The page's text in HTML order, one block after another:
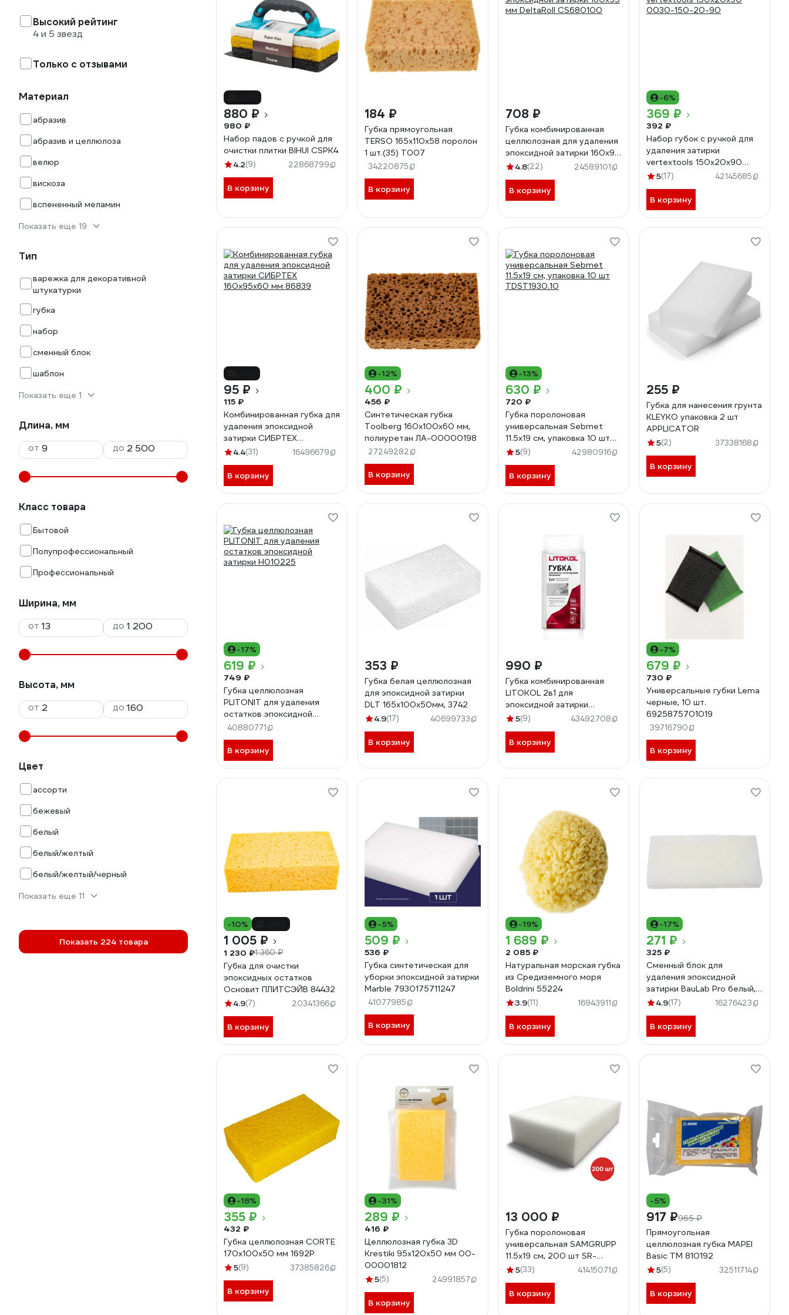
Высокий рейтинг
4 и 5 звезд
Только с отзывами
Материал
абразив
абразив и целлюлоза
велюр
вискоза
вспененный меламин
Показать еще 19
Тип
варежка для декоративной
штукатурки
губка
набор
сменный блок
шаблон
Показать еще 1
Длина, мм
от
до
Класс товара
Бытовой
Полупрофессиональный
Профессиональный
Ширина, мм
от
до
Высота, мм
от
до
Цвет
ассорти
бежевый
белый
белый/желтый
белый/желтый/черный
Показать еще 11
Показать 224 товара
880 ₽
980 ₽
Набор падов с ручкой для
очистки плитки BIHUI CSPK4
4.2(9) 22868799
В корзину
184 ₽
Губка прямоугольная
TERSO 165x110x58 поролон
1 шт.(35) T007
34220875
В корзину
708 ₽
Губка комбинированная
целлюлозная для удаления
эпоксидной затирки 160x95
мм DeltaRoll CS680100
4.8(22) 24589101
В корзину
-6%
369 ₽
392 ₽
Набор губок с ручкой для
удаления затирки
vertextools 150х20х90
0030-150-20-90
5(17) 42145685
В корзину
95 ₽
115 ₽
Комбинированная губка для
удаления эпоксидной
затирки СИБРТЕХ
160x95x60 мм 86839
4.4(31) 16496679
В корзину
-12%
400 ₽
456 ₽
Синтетическая губка
Toolberg 160x100x60 мм,
полиуретан ЛА-00000198
27249282
В корзину
-13%
630 ₽
720 ₽
Губка поролоновая
универсальная Sebmet
11.5х19 см, упаковка 10 шт
TDST1930.10
5(9) 42980916
В корзину
255 ₽
Губка для нанесения грунта
KLEYKO упаковка 2 шт
APPLICATOR
5(2) 37338168
В корзину
-17%
619 ₽
749 ₽
Губка целлюлозная
PLITONIT для удаления
остатков эпоксидной
затирки Н010225
40880771
В корзину
353 ₽
Губка белая целлюлозная
для эпоксидной затирки
DLT 165x100x50мм, 3742
4.9(17) 40699733
В корзину
990 ₽
Губка комбинированная
LITOKOL 2в1 для
эпоксидной затирки
512300001
5(9) 43492708
В корзину
-7%
679 ₽
730 ₽
Универсальные губки Lema
черные, 10 шт.
6925875701019
39716790
В корзину
-10%
1 005 ₽
1 230 ₽1 360 ₽
Губка для очистки
эпоксидных остатков
Основит ПЛИТСЭЙВ 84432
4.9(7) 20341366
В корзину
-5%
509 ₽
536 ₽
Губка синтетическая для
уборки эпоксидной затирки
Marble 7930175711247
41077985
В корзину
-19%
1 689 ₽
2 085 ₽
Натуральная морская губка
из Средиземного моря
Boldrini 55224
3.9(11) 16943911
В корзину
-17%
271 ₽
325 ₽
Сменный блок для
удаления эпоксидной
затирки BauLab Pro белый,
мягкий О109
4.9(17) 16276423
В корзину
-18%
355 ₽
432 ₽
Губка целлюлозная CORTE
170x100x50 мм 1692Р
5(9) 37385826
В корзину
-31%
289 ₽
416 ₽
Целлюлозная губка 3D
Krestiki 95х120х50 мм 00-
00001812
5(5) 24991857
В корзину
13 000 ₽
Губка поролоновая
универсальная SAMGRUPP
11.5х19 см, 200 шт SR-
ST1930-200
5(33) 41415071
В корзину
-5%
917 ₽965 ₽
Прямоугольная
целлюлозная губка MAPEI
Basic ТМ 810192
5(5) 32511714
В корзину